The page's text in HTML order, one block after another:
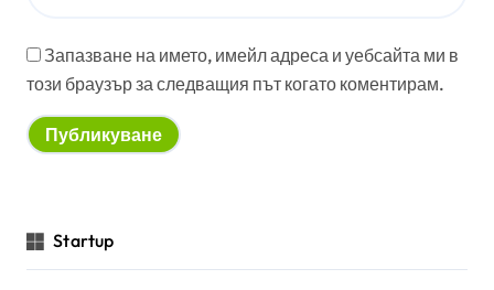
Запазване на името, имейл адреса и уебсайта ми в
този браузър за следващия път когато коментирам.
Startup